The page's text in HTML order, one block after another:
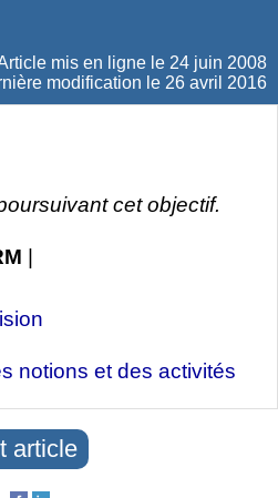
mis en ligne le 24 juin 2008
modification le 26 avril 2016
cet objectif.
notions et des activités
article